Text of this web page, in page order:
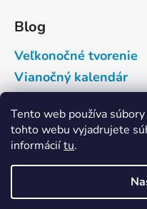
Tento web používa
tohto webu vyjadrujete
informáciítu.
Blog
Veľkonočné tvorenie
Vianočný kalendár
Prijímame online